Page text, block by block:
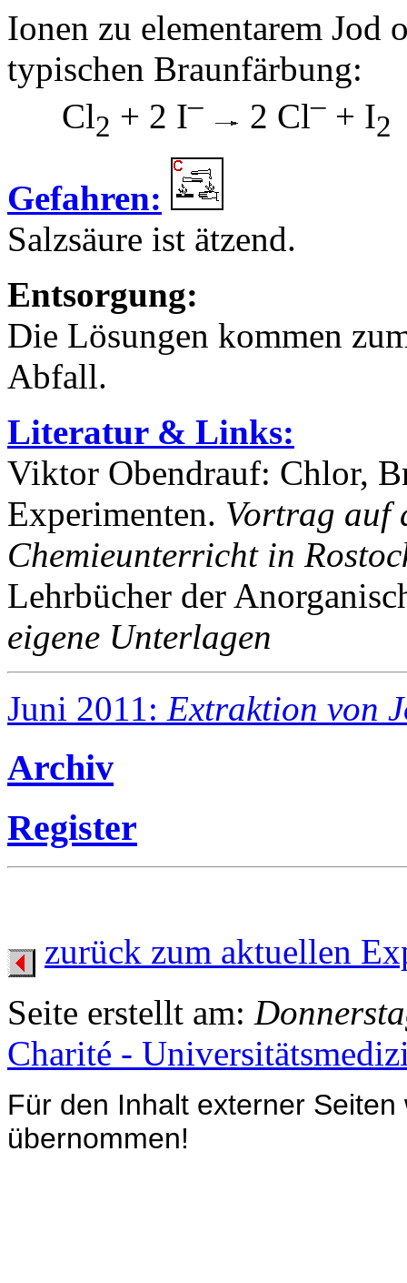
Ionen zu elementarem Jod
typischen Braunfärbung:
Cl2 + 2 I– 2 Cl– + I2
Gefahren:
Salzsäure ist ätzend.
Entsorgung:
Die Lösungen kommen
Abfall.
Literatur & Links:
Viktor Obendrauf: Chlor,
Experimenten. Vortrag auf
Chemieunterricht in
Lehrbücher der
eigene Unterlagen
Juni 2011: Extraktion von
Archiv
Register
zurück zum aktuellen
Seite erstellt am:
Charité -
Für den Inhalt externer
übernommen!